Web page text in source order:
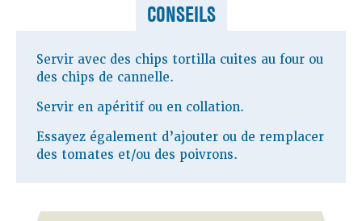
CONSEILS
Servir avec des chips tortilla cuites au four ou
des chips de cannelle.
Servir en apéritif ou en collation.
Essayez également d’ajouter ou de remplacer
des tomates et/ou des poivrons.